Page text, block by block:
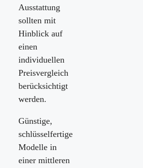
Ausstattung
sollten mit
Hinblick auf
einen
individuellen
Preisvergleich
berücksichtigt
werden.
Günstige,
schlüsselfertige
Modelle in
einer mittleren